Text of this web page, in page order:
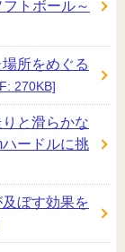
トボール～
所をめぐる
270KB]
と滑らかな
ードルに挑
ぼす効果を